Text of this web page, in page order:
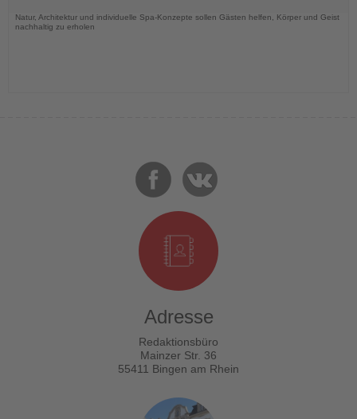
Natur, Architektur und individuelle Spa-Konzepte sollen Gästen helfen, Körper und Geist
nachhaltig zu erholen
Adresse
Redaktionsbüro
Mainzer Str. 36
55411 Bingen am Rhein